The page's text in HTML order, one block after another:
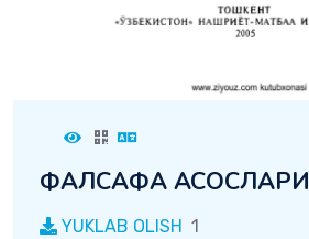
ФАЛСАФА АСОСЛАРИ
YUKLAB OLISH 1